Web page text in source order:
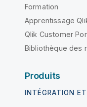
Formation
Apprentissage
Qlik Customer
Bibliothèque des
Produits
INTÉGRATION